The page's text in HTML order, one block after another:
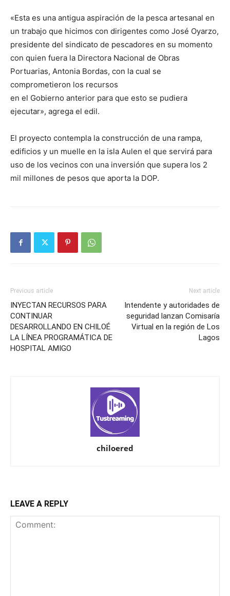
«Esta es una antigua aspiración de la pesca artesanal en
un trabajo que hicimos con dirigentes como José Oyarzo,
presidente del sindicato de pescadores en su momento
con quien fuera la Directora Nacional de Obras
Portuarias, Antonia Bordas, con la cual se
comprometieron los recursos
en el Gobierno anterior para que esto se pudiera
ejecutar», agrega el edil.
El proyecto contempla la construcción de una rampa,
edificios y un muelle en la isla Aulen el que servirá para
uso de los vecinos con una inversión que supera los 2
mil millones de pesos que aporta la DOP.
Previous article
INYECTAN RECURSOS PARA
CONTINUAR
DESARROLLANDO EN CHILOÉ
LA LÍNEA PROGRAMÁTICA DE
HOSPITAL AMIGO
Next article
Intendente y autoridades de
seguridad lanzan Comisaría
Virtual en la región de Los
Lagos
chiloered
LEAVE A REPLY